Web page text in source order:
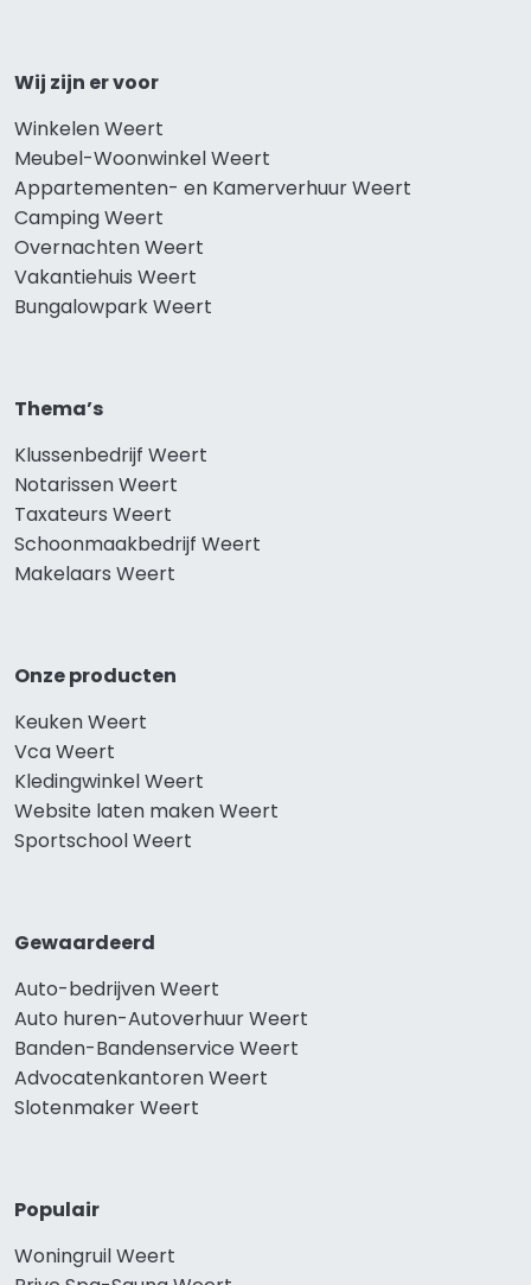
Wij zijn er voor
Winkelen Weert
Meubel-Woonwinkel Weert
Appartementen- en Kamerverhuur Weert
Camping Weert
Overnachten Weert
Vakantiehuis Weert
Bungalowpark Weert
Thema’s
Klussenbedrijf Weert
Notarissen Weert
Taxateurs Weert
Schoonmaakbedrijf Weert
Makelaars Weert
Onze producten
Keuken Weert
Vca Weert
Kledingwinkel Weert
Website laten maken Weert
Sportschool Weert
Gewaardeerd
Auto-bedrijven Weert
Auto huren-Autoverhuur Weert
Banden-Bandenservice Weert
Advocatenkantoren Weert
Slotenmaker Weert
Populair
Woningruil Weert